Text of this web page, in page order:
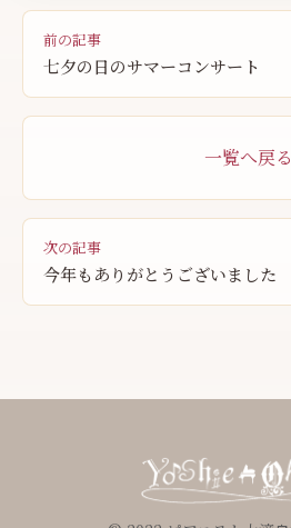
前の記事
七夕の日のサマーコンサート
一覧へ戻る
次の記事
今年もありがとうございました